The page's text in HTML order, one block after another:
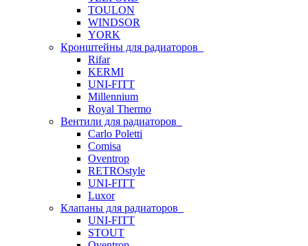
TOULON
WINDSOR
YORK
Кронштейны для радиаторов
Rifar
KERMI
UNI-FITT
Millennium
Royal Thermo
Вентили для радиаторов
Carlo Poletti
Comisa
Oventrop
RETROstyle
UNI-FITT
Luxor
Клапаны для радиаторов
UNI-FITT
STOUT